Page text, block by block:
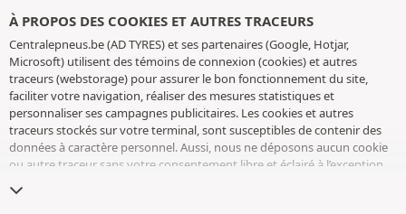
À PROPOS DES COOKIES ET AUTRES TRACEURS
Centralepneus.be (AD TYRES) et ses partenaires (Google, Hotjar,
Microsoft) utilisent des témoins de connexion (cookies) et autres
traceurs (webstorage) pour assurer le bon fonctionnement du site,
faciliter votre navigation, réaliser des mesures statistiques et
personnaliser ses campagnes publicitaires. Les cookies et autres
traceurs stockés sur votre terminal, sont susceptibles de contenir des
données à caractère personnel. Aussi, nous ne déposons aucun cookie
ou autre traceur sans votre consentement libre et éclairé à l’exception
conservons votre choix pendant 6 mois. Vous pouvez retirer votre